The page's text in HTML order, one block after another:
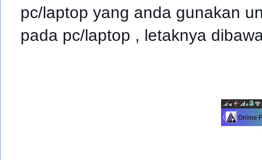
pc/laptop yang anda gunakan
pada pc/laptop , letaknya